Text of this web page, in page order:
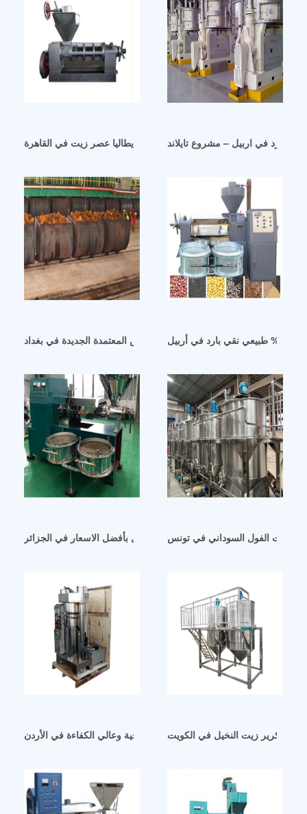
ماكينة عصر زيت السمسم ايطاليا عصر زيت في القاهرة
البارد في اربيل – مشروع تايلاند
معصرة زيت عباد الشمس المعتمدة الجديدة في بغداد
خط انتاج زيت الخردل بأفضل الاسعار في الجزائرزيت الفول السوداني في تونس
مكبس زيت هيدروليكي عالي الإنتاجية وعالي الكفاءة في الأردن
تكرير زيت النخيل في الكويت